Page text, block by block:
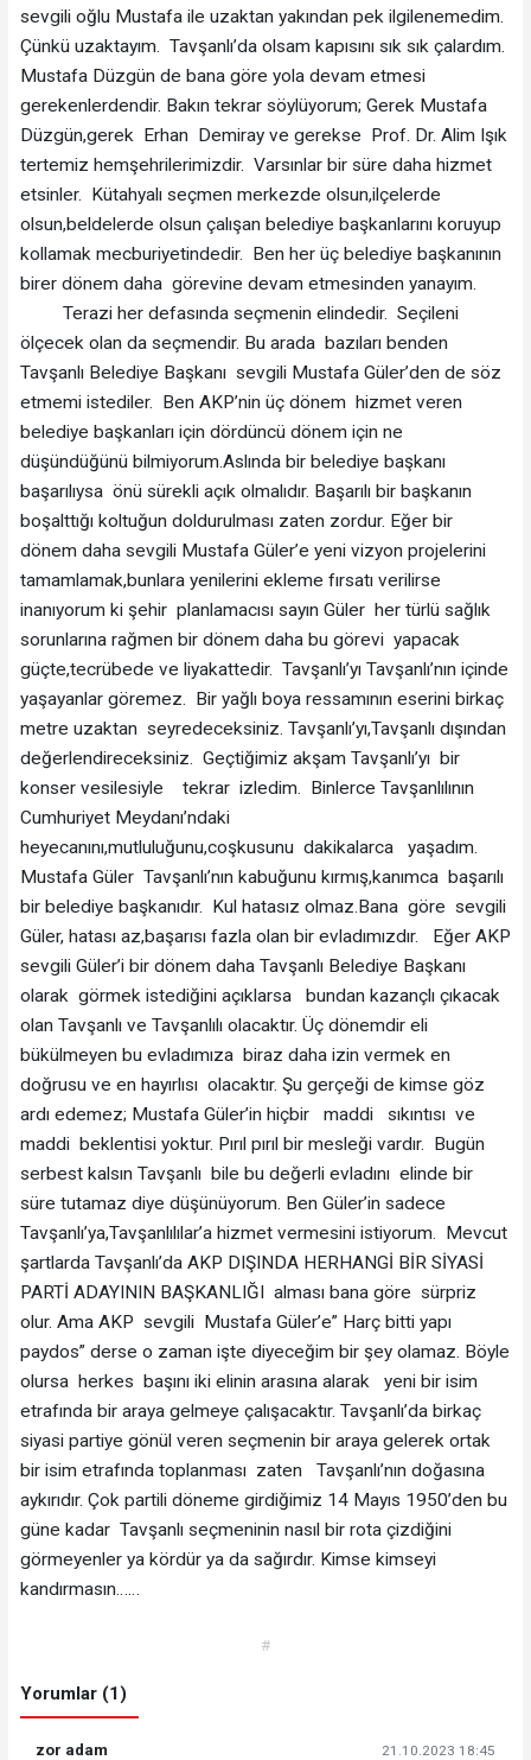
sevgili oğlu Mustafa ile uzaktan yakından pek ilgilenemedim.
Çünkü uzaktayım. Tavşanlı’da olsam kapısını sık sık çalardım.
Mustafa Düzgün de bana göre yola devam etmesi
gerekenlerdendir. Bakın tekrar söylüyorum; Gerek Mustafa
Düzgün,gerek Erhan Demiray ve gerekse Prof. Dr. Alim Işık
tertemiz hemşehrilerimizdir. Varsınlar bir süre daha hizmet
etsinler. Kütahyalı seçmen merkezde olsun,ilçelerde
olsun,beldelerde olsun çalışan belediye başkanlarını koruyup
kollamak mecburiyetindedir. Ben her üç belediye başkanının
birer dönem daha görevine devam etmesinden yanayım.
Terazi her defasında seçmenin elindedir. Seçileni
ölçecek olan da seçmendir. Bu arada bazıları benden
Tavşanlı Belediye Başkanı sevgili Mustafa Güler’den de söz
etmemi istediler. Ben AKP’nin üç dönem hizmet veren
belediye başkanları için dördüncü dönem için ne
düşündüğünü bilmiyorum.Aslında bir belediye başkanı
başarılıysa önü sürekli açık olmalıdır. Başarılı bir başkanın
boşalttığı koltuğun doldurulması zaten zordur. Eğer bir
dönem daha sevgili Mustafa Güler’e yeni vizyon projelerini
tamamlamak,bunlara yenilerini ekleme fırsatı verilirse
inanıyorum ki şehir planlamacısı sayın Güler her türlü sağlık
sorunlarına rağmen bir dönem daha bu görevi yapacak
güçte,tecrübede ve liyakattedir. Tavşanlı’yı Tavşanlı’nın içinde
yaşayanlar göremez. Bir yağlı boya ressamının eserini birkaç
metre uzaktan seyredeceksiniz. Tavşanlı’yı,Tavşanlı dışından
değerlendireceksiniz. Geçtiğimiz akşam Tavşanlı’yı bir
konser vesilesiyle tekrar izledim. Binlerce Tavşanlılının
Cumhuriyet Meydanı’ndaki
heyecanını,mutluluğunu,coşkusunu dakikalarca yaşadım.
Mustafa Güler Tavşanlı’nın kabuğunu kırmış,kanımca başarılı
bir belediye başkanıdır. Kul hatasız olmaz.Bana göre sevgili
Güler, hatası az,başarısı fazla olan bir evladımızdır. Eğer AKP
sevgili Güler’i bir dönem daha Tavşanlı Belediye Başkanı
olarak görmek istediğini açıklarsa bundan kazançlı çıkacak
olan Tavşanlı ve Tavşanlılı olacaktır. Üç dönemdir eli
bükülmeyen bu evladımıza biraz daha izin vermek en
doğrusu ve en hayırlısı olacaktır. Şu gerçeği de kimse göz
ardı edemez; Mustafa Güler’in hiçbir maddi sıkıntısı ve
maddi beklentisi yoktur. Pırıl pırıl bir mesleği vardır. Bugün
serbest kalsın Tavşanlı bile bu değerli evladını elinde bir
süre tutamaz diye düşünüyorum. Ben Güler’in sadece
Tavşanlı’ya,Tavşanlılılar’a hizmet vermesini istiyorum. Mevcut
şartlarda Tavşanlı’da AKP DIŞINDA HERHANGİ BİR SİYASİ
PARTİ ADAYININ BAŞKANLIĞI alması bana göre sürpriz
olur. Ama AKP sevgili Mustafa Güler’e” Harç bitti yapı
paydos” derse o zaman işte diyeceğim bir şey olamaz. Böyle
olursa herkes başını iki elinin arasına alarak yeni bir isim
etrafında bir araya gelmeye çalışacaktır. Tavşanlı’da birkaç
siyasi partiye gönül veren seçmenin bir araya gelerek ortak
bir isim etrafında toplanması zaten Tavşanlı’nın doğasına
aykırıdır. Çok partili döneme girdiğimiz 14 Mayıs 1950’den bu
güne kadar Tavşanlı seçmeninin nasıl bir rota çizdiğini
görmeyenler ya kördür ya da sağırdır. Kimse kimseyi
kandırmasın……
#
Yorumlar (1)
zor adam 21.10.2023 18:45